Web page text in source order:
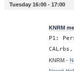
Tuesday 16:00 - 17:00
KNRM
P1:
CALrbs,
KNRM -